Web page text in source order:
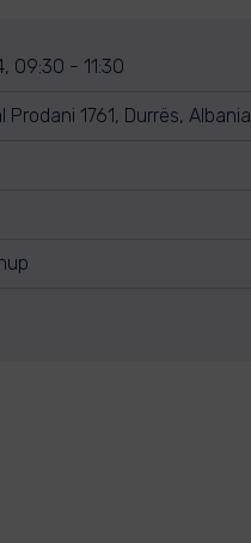
09:30 - 11:30
Prodani 1761, Durrës, Albania